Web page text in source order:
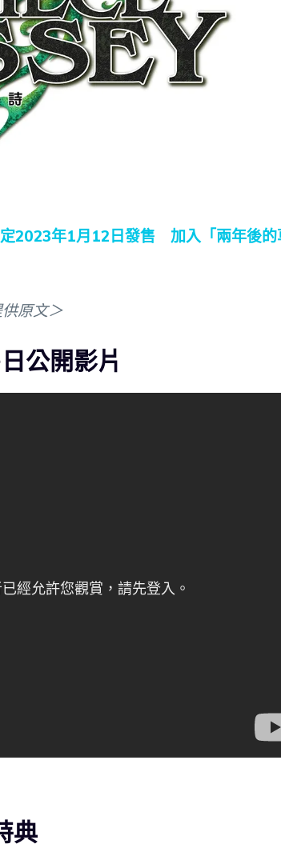
2023年1月12日發售 加入「兩年後的
原文＞
公開影片
典